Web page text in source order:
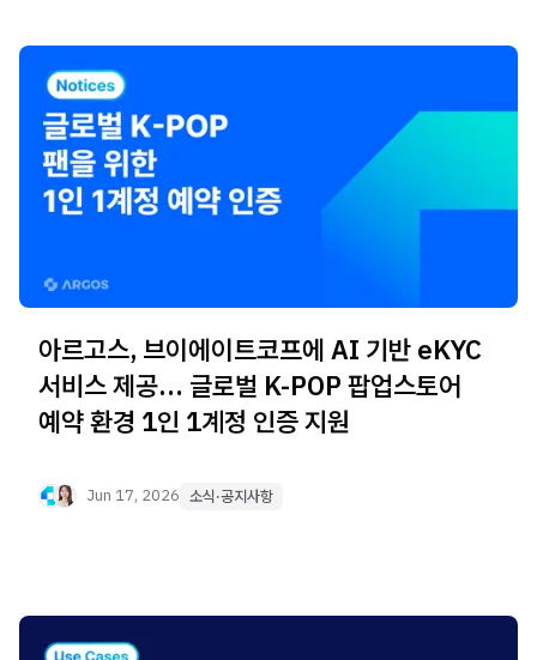
아르고스, 브이에이트코프에 AI 기반 eKYC
서비스 제공… 글로벌 K-POP 팝업스토어
예약 환경 1인 1계정 인증 지원
Jun 17, 2026 소식·공지사항